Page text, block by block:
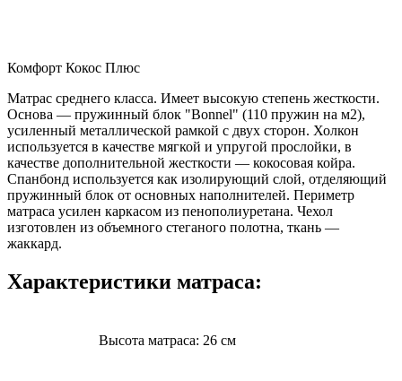
Комфорт Кокос Плюс
Матрас среднего класса. Имеет высокую степень жесткости.
Основа — пружинный блок "Bonnel" (110 пружин на м2),
усиленный металлической рамкой с двух сторон. Холкон
используется в качестве мягкой и упругой прослойки, в
качестве дополнительной жесткости — кокосовая койра.
Спанбонд используется как изолирующий слой, отделяющий
пружинный блок от основных наполнителей. Периметр
матраса усилен каркасом из пенополиуретана. Чехол
изготовлен из объемного стеганого полотна, ткань —
жаккард.
Характеристики матраса:
Высота матраса: 26 см